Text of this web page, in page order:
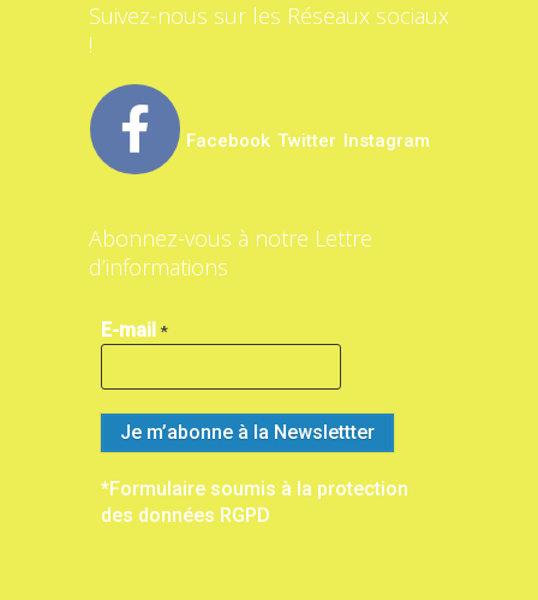
Suivez-nous sur les Réseaux sociaux
!
Facebook Twitter Instagram
Abonnez-vous à notre Lettre
d’informations
E-mail *
*Formulaire soumis à la protection
des données RGPD